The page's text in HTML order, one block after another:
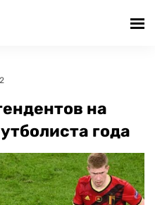
на
года